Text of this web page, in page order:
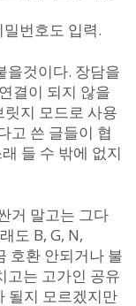
밀번호도 입력.
을것이다. 장담을
결이 되지 않을
지 모드로 사용
고 쓴 글들이 협
들 수 밖에 없지
거 말고는 그다
도 B, G, N,
호환 안되거나 불
고는 고가인 공유
될지 모르겠지만